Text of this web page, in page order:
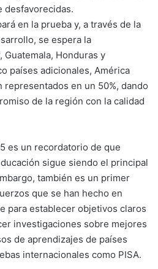
desfavorecidas.
en la prueba y, a través de la
se espera la
Honduras y
países adicionales, América
representados en un 50%, dando
de la región con la calidad
es un recordatorio de que
sigue siendo el principal
también es un primer
que se han hecho en
para establecer objetivos claros
investigaciones sobre mejores
de aprendizajes de países
internacionales como PISA.